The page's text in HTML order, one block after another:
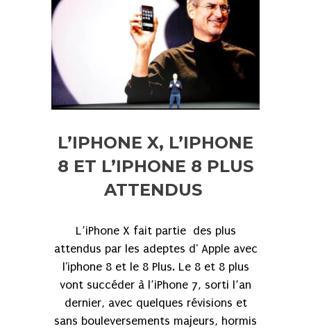
L’IPHONE X, L’IPHONE
8 ET L’IPHONE 8 PLUS
ATTENDUS
L’iPhone X fait partie des plus
attendus par les adeptes d' Apple avec
l'iphone 8 et le 8 Plus. Le 8 et 8 plus
vont succéder à l’iPhone 7, sorti l’an
dernier, avec quelques révisions et
sans bouleversements majeurs, hormis